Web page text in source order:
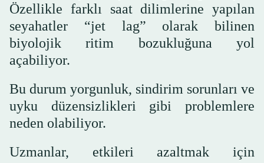
Özellikle farklı saat dilimlerine yapılan
seyahatler “jet lag” olarak bilinen
biyolojik ritim bozukluğuna yol
açabiliyor.
Bu durum yorgunluk, sindirim sorunları ve
uyku düzensizlikleri gibi problemlere
neden olabiliyor.
Uzmanlar, etkileri azaltmak için